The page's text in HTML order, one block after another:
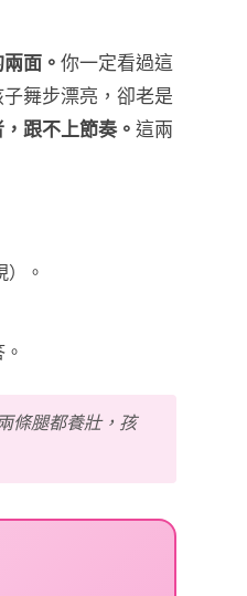
面。 你一定看過這
舞步漂亮，卻老是
跟不上節奏。 這兩
。
條腿都養壯，孩